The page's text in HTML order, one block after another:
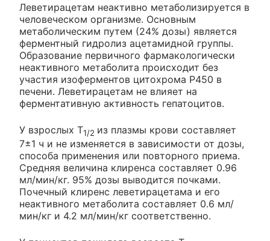
Леветирацетам неактивно метаболизируется в
человеческом организме. Основным
метаболическим путем (24% дозы) является
ферментный гидролиз ацетамидной группы.
Образование первичного фармакологически
неактивного метаболита происходит без
участия изоферментов цитохрома P450 в
печени. Леветирацетам не влияет на
ферментативную активность гепатоцитов.
У взрослых T1/2 из плазмы крови составляет
7±1 ч и не изменяется в зависимости от дозы,
способа применения или повторного приема.
Средняя величина клиренса составляет 0.96
мл/мин/кг. 95% дозы выводится почками.
Почечный клиренс леветирацетама и его
неактивного метаболита составляет 0.6 мл/
мин/кг и 4.2 мл/мин/кг соответственно.